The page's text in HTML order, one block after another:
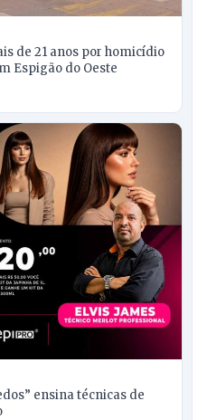
de 21 anos por homicídio
Espigão do Oeste
ensina técnicas de